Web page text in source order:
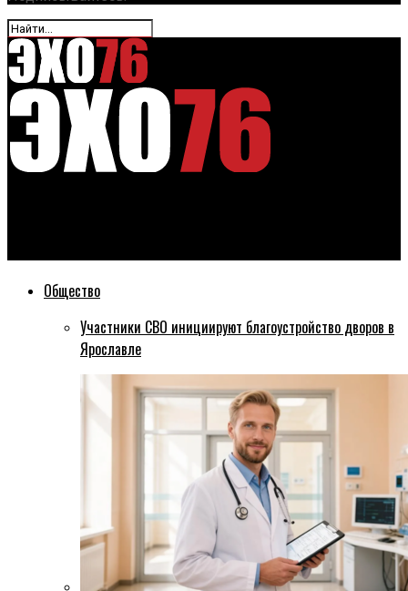
Общество
Участники СВО инициируют благоустройство дворов в
Ярославле